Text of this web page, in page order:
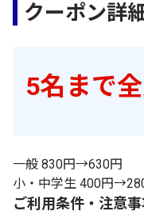
クーポン詳細
5名まで
一般 830円→630円
小・中学生 400円
ご利用条件・注意